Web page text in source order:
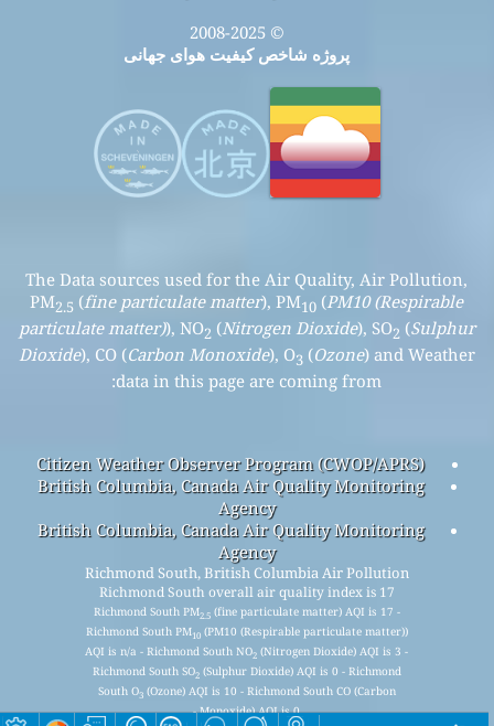
© 2008-2025
پروژه شاخص کیفیت هوای جهانی
The Data sources used for the Air Quality, Air Pollution,
PM2.5(fine particulate matter), PM10(PM10 (Respirable
particulate matter)), NO2 (Nitrogen Dioxide), SO2 (Sulphur
Dioxide), CO (Carbon Monoxide), O3 (Ozone ) and Weather
data in this page are coming from:
Citizen Weather Observer Program (CWOP/APRS)
British Columbia, Canada Air Quality Monitoring
Agency
British Columbia, Canada Air Quality Monitoring
Agency
Richmond South, British Columbia Air Pollution
Richmond South overall air quality index is 17
Richmond South PM2.5(fine particulate matter) AQI is 17 -
Richmond South PM10(PM10 (Respirable particulate matter))
AQI is n/a - Richmond South NO 2(Nitrogen Dioxide) AQI is 3 -
Richmond South SO 2(Sulphur Dioxide) AQI is 0 - Richmond
South O 3(Ozone) AQI is 10 - Richmond South CO (Carbon
Monoxide) AQI is 0 -